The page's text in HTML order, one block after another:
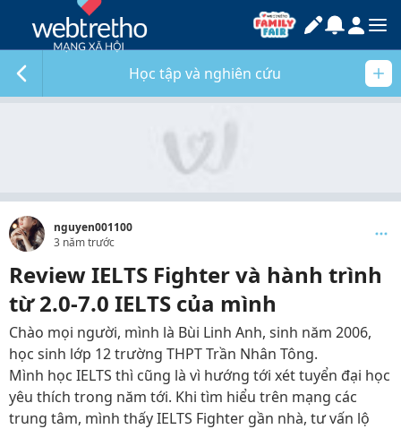
Học tập và nghiên cứu
nguyen001100
3 năm trước
Review IELTS Fighter và hành trình
từ 2.0-7.0 IELTS của mình
Chào mọi người, mình là Bùi Linh Anh, sinh năm 2006,
học sinh lớp 12 trường THPT Trần Nhân Tông.
Mình học IELTS thì cũng là vì hướng tới xét tuyển đại học
yêu thích trong năm tới. Khi tìm hiểu trên mạng các
trung tâm, mình thấy IELTS Fighter gần nhà, tư vấn lộ